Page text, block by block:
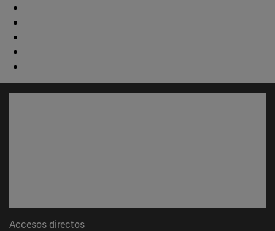
Accesos directos